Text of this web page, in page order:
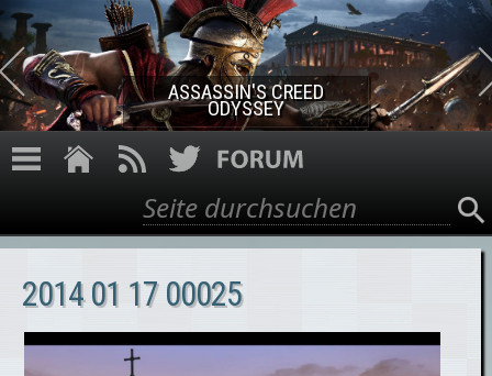
Direkt zum Inhalt
ASSASSIN'S CREED ROGUE
REMASTERED
Suchformular
Suche
2014 01 17 00025